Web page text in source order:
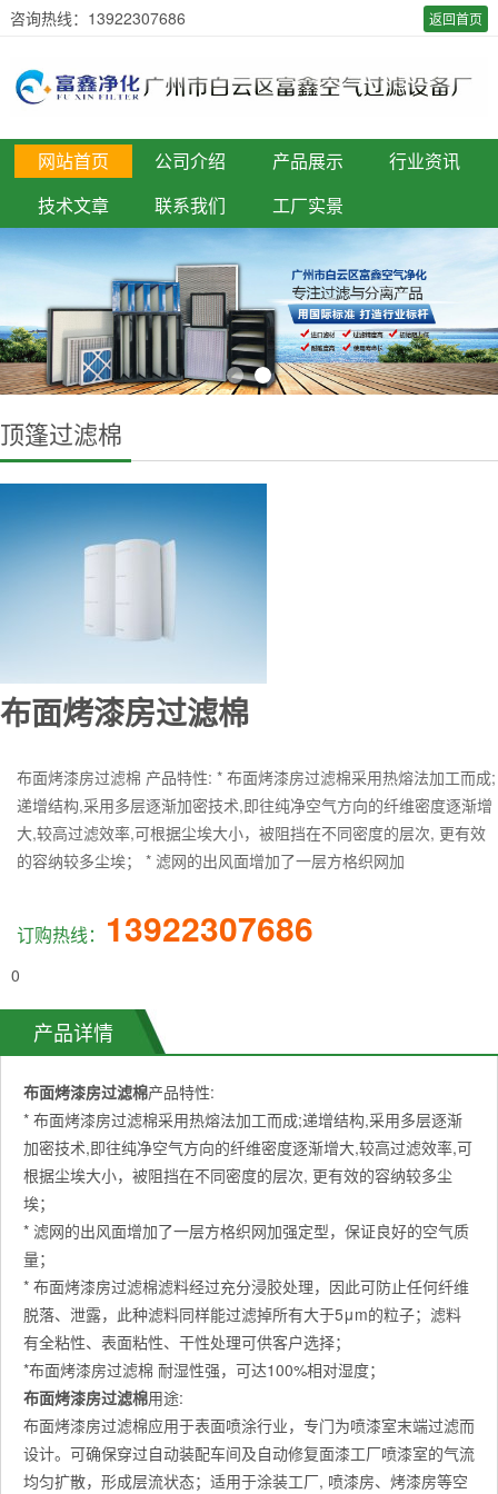
返回首页
咨询热线：13922307686
网站首页 公司介绍 产品展示
行业资讯
技术文章
联系我们 工厂实景
顶篷过滤棉
布面烤漆房过滤棉
布面烤漆房过滤棉 产品特性: * 布面烤漆房过滤棉采用热熔法加工而成;
递增结构,采用多层逐渐加密技术,即往纯净空气方向的纤维密度逐渐增
大,较高过滤效率,可根据尘埃大小，被阻挡在不同密度的层次, 更有效
的容纳较多尘埃； * 滤网的出风面增加了一层方格织网加
订购热线： 13922307686
0
产品详情
布面烤漆房过滤棉产品特性:
* 布面烤漆房过滤棉采用热熔法加工而成;递增结构,采用多层逐渐
加密技术,即往纯净空气方向的纤维密度逐渐增大,较高过滤效率,可
根据尘埃大小，被阻挡在不同密度的层次, 更有效的容纳较多尘
埃；
* 滤网的出风面增加了一层方格织网加强定型，保证良好的空气质
量；
* 布面烤漆房过滤棉滤料经过充分浸胶处理，因此可防止任何纤维
脱落、泄露，此种滤料同样能过滤掉所有大于5μm的粒子；滤料
有全粘性、表面粘性、干性处理可供客户选择；
*布面烤漆房过滤棉 耐湿性强，可达100%相对湿度；
布面烤漆房过滤棉用途:
布面烤漆房过滤棉应用于表面喷涂行业，专门为喷漆室末端过滤而
设计。可确保穿过自动装配车间及自动修复面漆工厂喷漆室的气流
均匀扩散，形成层流状态；适用于涂装工厂, 喷漆房、烤漆房等空